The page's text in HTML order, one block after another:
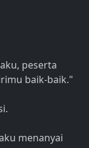
peserta
baik-baik."
menanyai